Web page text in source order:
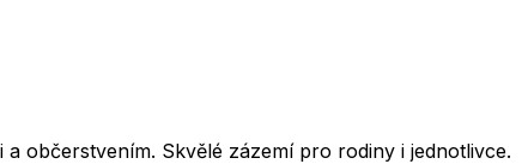
občerstvením. Skvělé zázemí pro rodiny i jednotlivce.